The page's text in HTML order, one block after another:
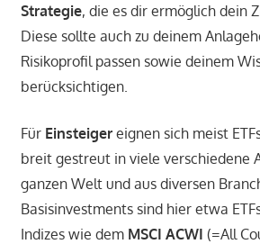
Strategie, die es dir ermöglich dein
Diese sollte auch zu deinem
Risikoprofil passen sowie deinem
berücksichtigen.
Für Einsteigereignen sich meist
breit gestreut in viele verschiedene
ganzen Welt und aus diversen
Basisinvestments sind hier etwa
Indizes wie dem MSCI ACWI (=All